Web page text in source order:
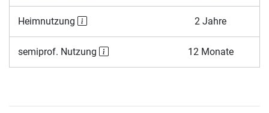
Heimnutzung 2 Jahre
semiprof. Nutzung 12 Monate